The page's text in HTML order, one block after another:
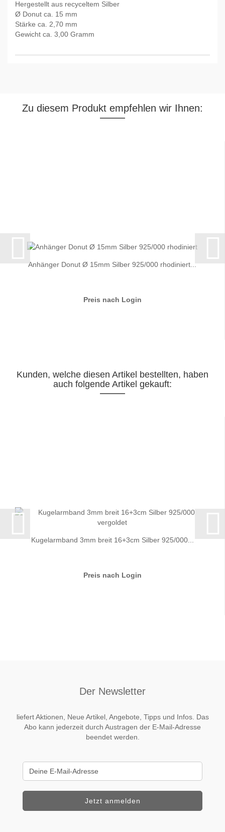
Hergestellt aus recyceltem Silber
Ø Donut ca. 15 mm
Stärke ca. 2,70 mm
Gewicht ca. 3,00 Gramm
Zu diesem Produkt empfehlen wir Ihnen:
Anhänger Donut Ø 15mm Silber 925/000 rhodiniert...
Preis nach Login
Kunden, welche diesen Artikel bestellten, haben
auch folgende Artikel gekauft:
Kugelarmband 3mm breit 16+3cm Silber 925/000...
Preis nach Login
Der Newsletter
liefert Aktionen, Neue Artikel, Angebote, Tipps und Infos. Das
Abo kann jederzeit durch Austragen der E-Mail-Adresse
beendet werden.